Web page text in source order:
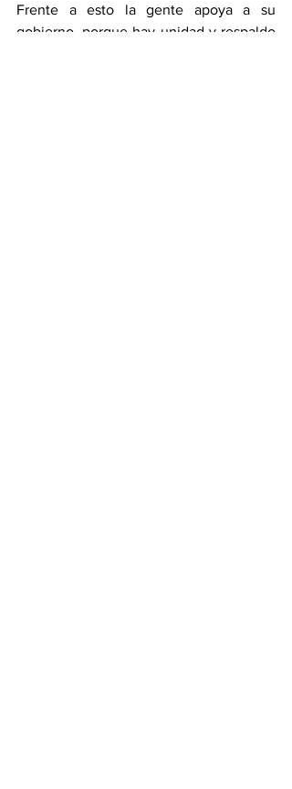
Frente a esto la gente apoya a su
gobierno, porque hay unidad y respaldo